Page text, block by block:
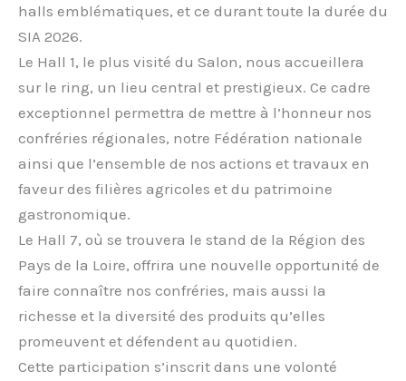
halls emblématiques, et ce durant toute la durée du
SIA 2026.
Le Hall 1, le plus visité du Salon, nous accueillera
sur le ring, un lieu central et prestigieux. Ce cadre
exceptionnel permettra de mettre à l’honneur nos
confréries régionales, notre Fédération nationale
ainsi que l’ensemble de nos actions et travaux en
faveur des filières agricoles et du patrimoine
gastronomique.
Le Hall 7, où se trouvera le stand de la Région des
Pays de la Loire, offrira une nouvelle opportunité de
faire connaître nos confréries, mais aussi la
richesse et la diversité des produits qu’elles
promeuvent et défendent au quotidien.
Cette participation s’inscrit dans une volonté